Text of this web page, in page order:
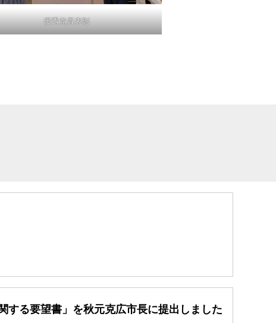
優秀党員表彰
する要望書」を秋元克広市長に提出しました